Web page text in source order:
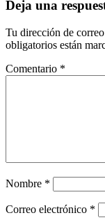
Deja una
Tu dirección de
obligatorios están
Comentario *
Nombre *
Correo electrónico *